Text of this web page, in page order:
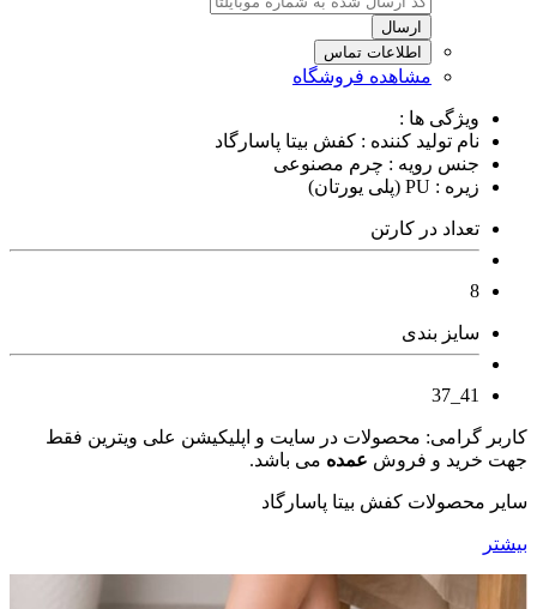
ارسال
اطلاعات تماس
مشاهده فروشگاه
ویژگی ها :
نام تولید کننده : کفش بیتا پاسارگاد
جنس رویه : چرم مصنوعی
زیره : PU (پلی یورتان)
تعداد در کارتن
8
سایز بندی
41_37
کاربر گرامی: محصولات در سایت و اپلیکیشن علی ویترین فقط
جهت خرید و فروش عمده می باشد.
سایر محصولات کفش بیتا پاسارگاد
بیشتر